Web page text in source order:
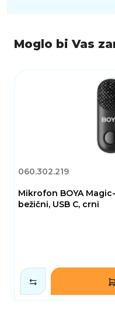
Moglo bi Vas
060.302.219
Mikrofon BOYA Magic-
bežični, USB C, crni